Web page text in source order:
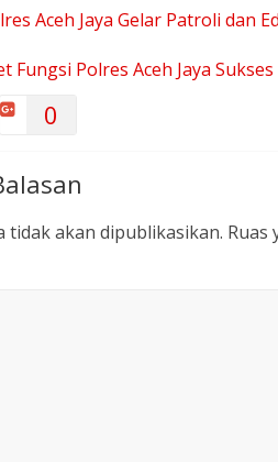
Aceh Jaya Gelar Patroli dan
Fungsi Polres Aceh Jaya
0
tidak akan dipublikasikan. Ruas